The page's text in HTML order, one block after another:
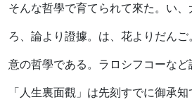
そんな哲學で育てられて來た。い、
ろ、論より證據。は、花よりだん
意の哲學である。ラロシフコーなど
「人生裏面觀」は先刻すでに御承